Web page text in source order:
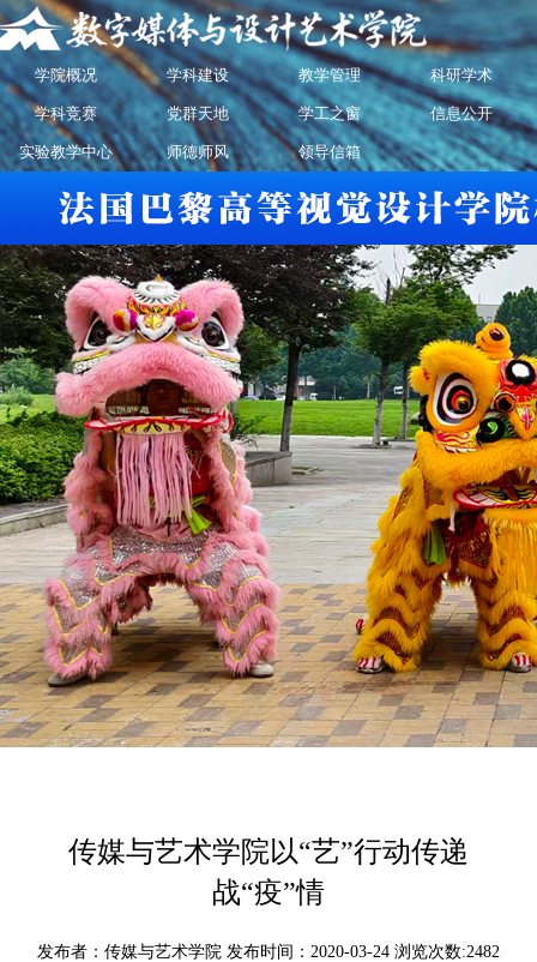
学院概况 学科建设 教学管理 科研学术
学科竞赛 党群天地 学工之窗 信息公开
实验教学中心 师德师风 领导信箱
传媒与艺术学院以“艺”行动传递
战“疫”情
发布者：传媒与艺术学院 发布时间：2020-03-24 浏览次数:2482